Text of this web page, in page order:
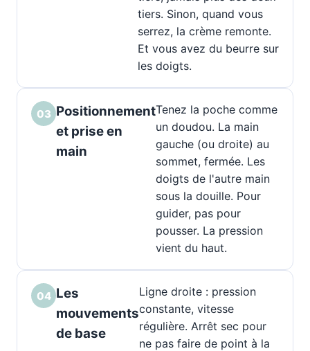
tiers. Sinon, quand vous
serrez, la crème remonte.
Et vous avez du beurre sur
les doigts.
03 Positionnement
et prise en
main
Tenez la poche comme
un doudou. La main
gauche (ou droite) au
sommet, fermée. Les
doigts de l'autre main
sous la douille. Pour
guider, pas pour
pousser. La pression
vient du haut.
04 Les
mouvements
de base
Ligne droite : pression
constante, vitesse
régulière. Arrêt sec pour
ne pas faire de point à la